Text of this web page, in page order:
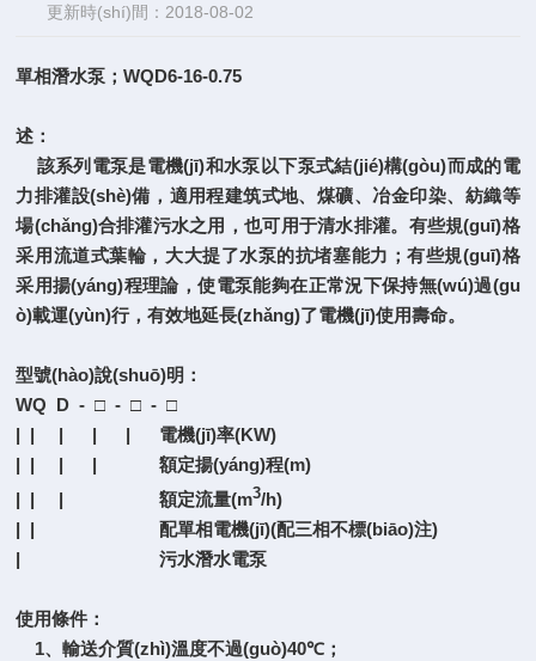
更新時(shí)間：2018-08-02
單相潛水泵；WQD6-16-0.75
述：
該系列電泵是電機(jī)和水泵以下泵式結(jié)構(gòu)而成的電
力排灌設(shè)備，適用程建筑式地、煤礦、冶金印染、紡織等
場(chǎng)合排灌污水之用，也可用于清水排灌。有些規(guī)格
采用流道式葉輪，大大提了水泵的抗堵塞能力；有些規(guī)格
采用揚(yáng)程理論，使電泵能夠在正常況下保持無(wú)過(gu
ò)載運(yùn)行，有效地延長(zhǎng)了電機(jī)使用壽命。
型號(hào)說(shuō)明：
WQ D - □ - □ - □
| | | | | 電機(jī)率(KW)
| | | | 額定揚(yáng)程(m)
| | | 額定流量(m3/h)
| | 配單相電機(jī)(配三相不標(biāo)注)
| 污水潛水電泵
使用條件：
1、輸送介質(zhì)溫度不過(guò)40℃；